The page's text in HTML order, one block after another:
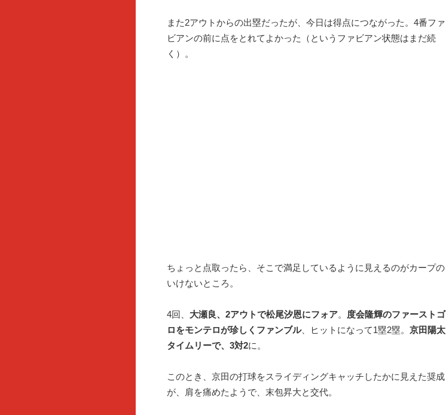
また2アウトからの出塁だったが、今日は得点につながった。4番ファ
ビアンの前に点をとれてよかった（というファビアン状態はまだ続
く）。
ちょっと点取ったら、そこで満足しているように見えるのがカープの
いけないところ。
4回、 大瀬良、2アウトで松尾汐恩にフォア。
度会隆輝のファーストゴ
ロをモンテロが珍しくファンブル、ヒットになって1塁2塁。 京田陽太
タイムリーで、3対2に。
このとき、京田の打球をスライディングキャッチしたかに見えた奨成
が、肩を痛めたようで、末包昇大と交代。